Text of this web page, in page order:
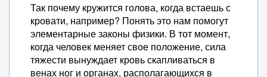
Так почему кружится голова, когда встаешь с
кровати, например? Понять это нам помогут
элементарные законы физики. В тот момент,
когда человек меняет свое положение, сила
тяжести вынуждает кровь скапливаться в
венах ног и органах, располагающихся в